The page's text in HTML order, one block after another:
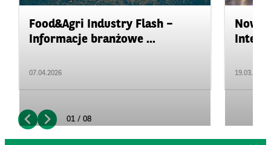
Food&Agri Industry Flash –
Informacje branżowe ...
07.04.2026 19.03.2026
01 / 08